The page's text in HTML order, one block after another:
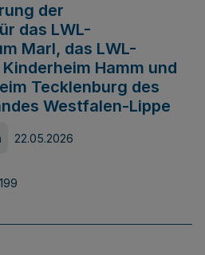
der
das LWL-
Marl, das LWL-
Hamm und
Tecklenburg des
Westfalen-Lippe
22.05.2026
199